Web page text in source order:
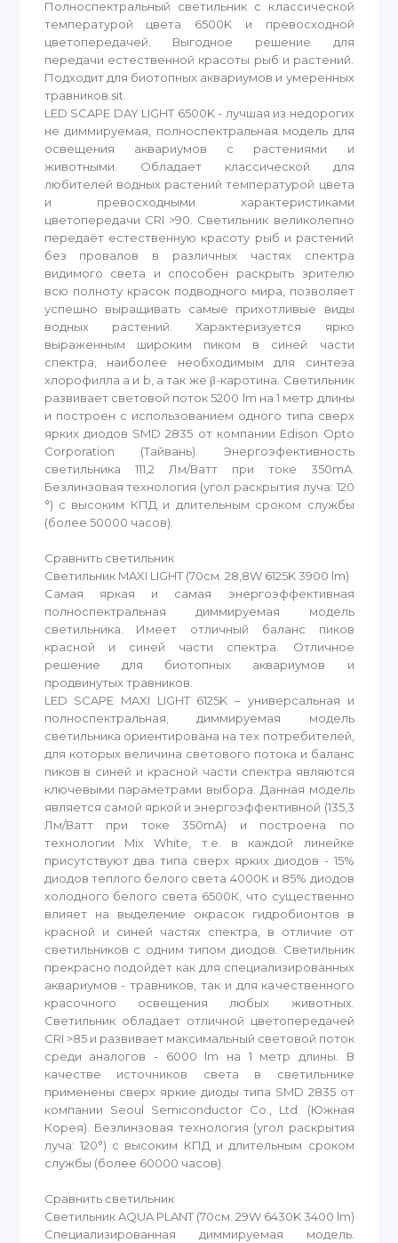
Полноспектральный светильник с классической
температурой цвета 6500K и превосходной
цветопередачей. Выгодное решение для
передачи естественной красоты рыб и растений.
Подходит для биотопных аквариумов и умеренных
травников.sit.
LED SCAPE DAY LIGHT 6500K - лучшая из недорогих
не диммируемая, полноспектральная модель для
освещения аквариумов с растениями и
животными. Обладает классической для
любителей водных растений температурой цвета
и превосходными характеристиками
цветопередачи CRI >90. Светильник великолепно
передаёт естественную красоту рыб и растений
без провалов в различных частях спектра
видимого света и способен раскрыть зрителю
всю полноту красок подводного мира, позволяет
успешно выращивать самые прихотливые виды
водных растений. Характеризуется ярко
выраженным широким пиком в синей части
спектра, наиболее необходимым для синтеза
хлорофилла a и b, а так же β-каротина. Светильник
развивает световой поток 5200 lm на 1 метр длины
и построен с использованием одного типа сверх
ярких диодов SMD 2835 от компании Edison Opto
Corporation (Тайвань). Энергоэфективность
светильника 111,2 Лм/Ватт при токе 350mA.
Безлинзовая технология (угол раскрытия луча: 120
°) с высоким КПД и длительным сроком службы
(более 50000 часов).
Сравнить светильник
Светильник MAXI LIGHT (70см. 28,8W 6125K 3900 lm)
Самая яркая и самая энергоэффективная
полноспектральная диммируемая модель
светильника. Имеет отличный баланс пиков
красной и синей части спектра. Отличное
решение для биотопных аквариумов и
продвинутых травников.
LED SCAPE MAXI LIGHT 6125K – универсальная и
полноспектральная, диммируемая модель
светильника ориентирована на тех потребителей,
для которых величина светового потока и баланс
пиков в синей и красной части спектра являются
ключевыми параметрами выбора. Данная модель
является самой яркой и энергоэффективной (135,3
Лм/Ватт при токе 350mA) и построена по
технологии Mix White, т.е. в каждой линейке
присутствуют два типа сверх ярких диодов - 15%
диодов тёплого белого света 4000К и 85% диодов
холодного белого света 6500К, что существенно
влияет на выделение окрасок гидробионтов в
красной и синей частях спектра, в отличие от
светильников с одним типом диодов. Светильник
прекрасно подойдёт как для специализированных
аквариумов - травников, так и для качественного
красочного освещения любых животных.
Светильник обладает отличной цветопередачей
CRI >85 и развивает максимальный световой поток
среди аналогов - 6000 lm на 1 метр длины. В
качестве источников света в светильнике
применены сверх яркие диоды типа SMD 2835 от
компании Seoul Semiconductor Co., Ltd. (Южная
Корея). Безлинзовая технология (угол раскрытия
луча: 120°) с высоким КПД и длительным сроком
службы (более 60000 часов).
Сравнить светильник
Светильник AQUA PLANT (70см. 29W 6430K 3400 lm)
Специализированная диммируемая модель.